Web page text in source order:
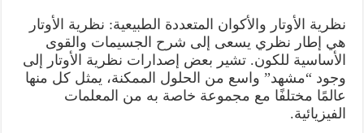
نظرية الأوتار والأكوان المتعددة الطبيعية: نظرية الأوتار
هي إطار نظري يسعى إلى شرح الجسيمات والقوى
الأساسية للكون. تشير بعض إصدارات نظرية الأوتار إلى
وجود “مشهد” واسع من الحلول الممكنة، يمثل كل منها
عالمًا مختلفًا مع مجموعة خاصة به من المعلمات
الفيزيائية.